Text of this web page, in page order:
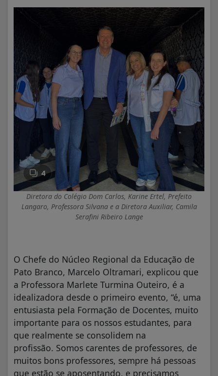
Diretora do Colégio Dom Carlos, Karine Ertel, Prefeito
Langaro, Professora Silvana e a Diretora Auxiliar, Camila
Serafini Ribeiro Lange
O Chefe do Núcleo Regional da Educação de
Pato Branco, Marcelo Oltramari, explicou que
a Professora Marlete Turmina Outeiro, é a
idealizadora desde o primeiro evento, “é, uma
entusiasta pela Formação de Docentes, muito
importante para os nossos estudantes, para
que realmente se consolidem na
profissão. Somos carentes de professores, de
muitos bons professores, sempre há pessoas
que estão se aposentando, e precisamos